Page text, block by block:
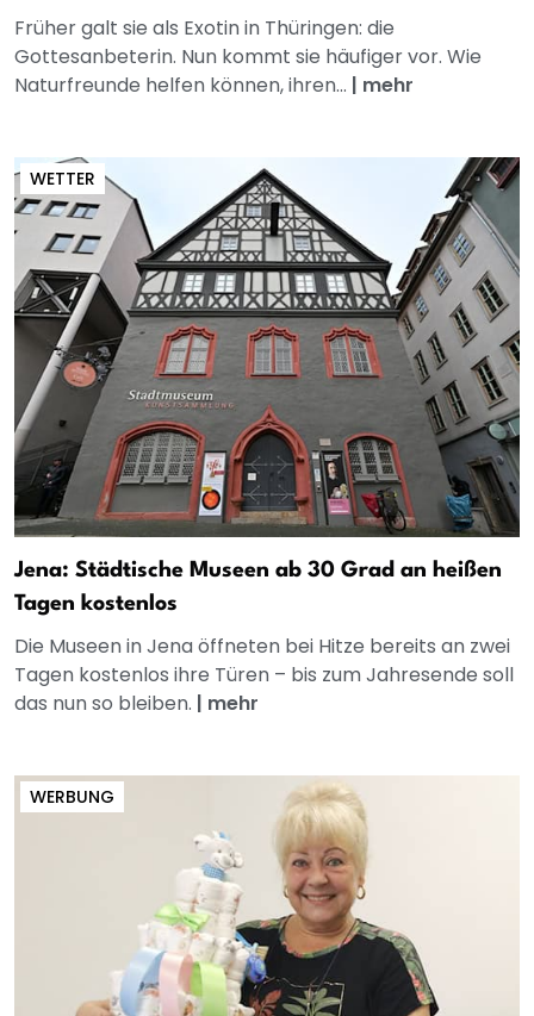
Früher galt sie als Exotin in Thüringen: die
Gottesanbeterin. Nun kommt sie häufiger vor. Wie
Naturfreunde helfen können, ihren... | mehr
WETTER
Jena: Städtische Museen ab 30 Grad an heißen
Tagen kostenlos
Die Museen in Jena öffneten bei Hitze bereits an zwei
Tagen kostenlos ihre Türen – bis zum Jahresende soll
das nun so bleiben. | mehr
WERBUNG